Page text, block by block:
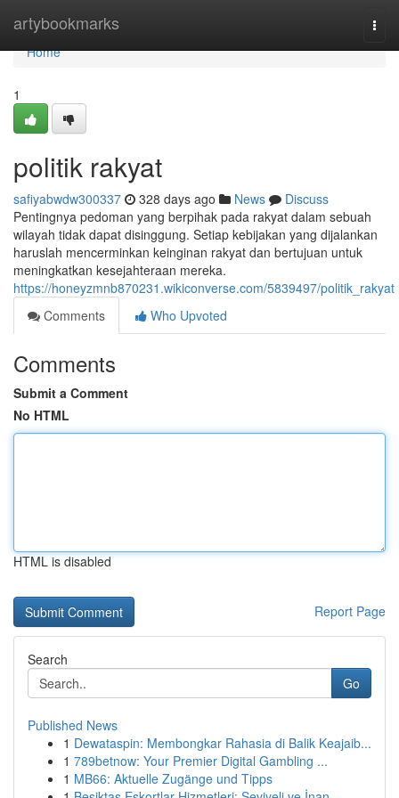
artybookmarks
Home
Home
1
politik rakyat
safiyabwdw300337 328 days ago News
Discuss
Pentingnya pedoman yang berpihak pada rakyat dalam sebuah
wilayah tidak dapat disinggung. Setiap kebijakan yang dijalankan
haruslah mencerminkan keinginan rakyat dan bertujuan untuk
meningkatkan kesejahteraan mereka.
https://honeyzmnb870231.wikiconverse.com/5839497/politik_rakyat
Comments
Who Upvoted
Comments
Submit a Comment
No HTML
HTML is disabled
Report Page
Search
Go
Published News
1 Dewataspin: Membongkar Rahasia di Balik Keajaib...
1 789betnow: Your Premier Digital Gambling ...
1 MB66: Aktuelle Zugänge und Tipps